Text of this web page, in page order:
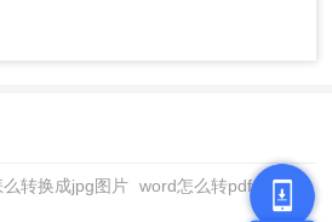
么转换成jpg图片 word怎么转pdf